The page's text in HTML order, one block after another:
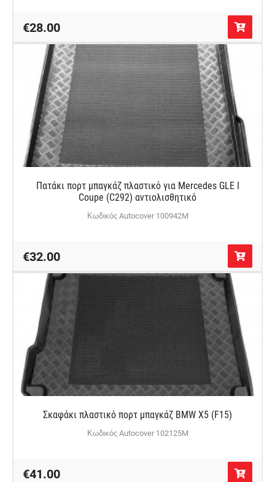
€28.00
Πατάκι πορτ μπαγκάζ πλαστικό για Mercedes GLE Ι
Coupe (C292) αντιολισθητικό
Κωδικός Autocover 100942M
€32.00
Σκαφάκι πλαστικό πορτ μπαγκάζ BMW X5 (F15)
Κωδικός Autocover 102125M
€41.00